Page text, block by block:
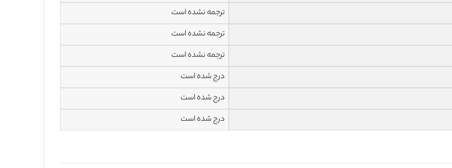
ترجمه نشده است
ترجمه نشده است
ترجمه نشده است
درج شده است
درج شده است
درج شده است